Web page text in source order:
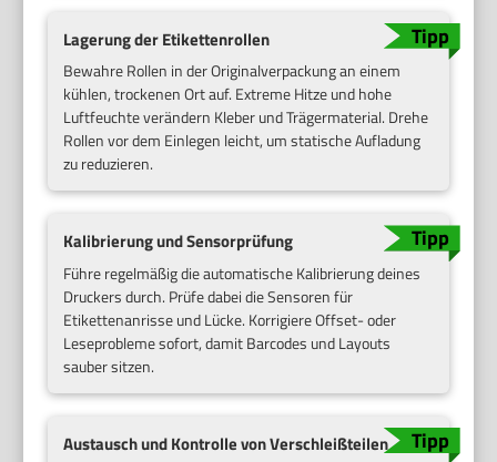
Lagerung der Etikettenrollen
Bewahre Rollen in der Originalverpackung an einem
kühlen, trockenen Ort auf. Extreme Hitze und hohe
Luftfeuchte verändern Kleber und Trägermaterial. Drehe
Rollen vor dem Einlegen leicht, um statische Aufladung
zu reduzieren.
Kalibrierung und Sensorprüfung
Führe regelmäßig die automatische Kalibrierung deines
Druckers durch. Prüfe dabei die Sensoren für
Etikettenanrisse und Lücke. Korrigiere Offset- oder
Leseprobleme sofort, damit Barcodes und Layouts
sauber sitzen.
Austausch und Kontrolle von Verschleißteilen